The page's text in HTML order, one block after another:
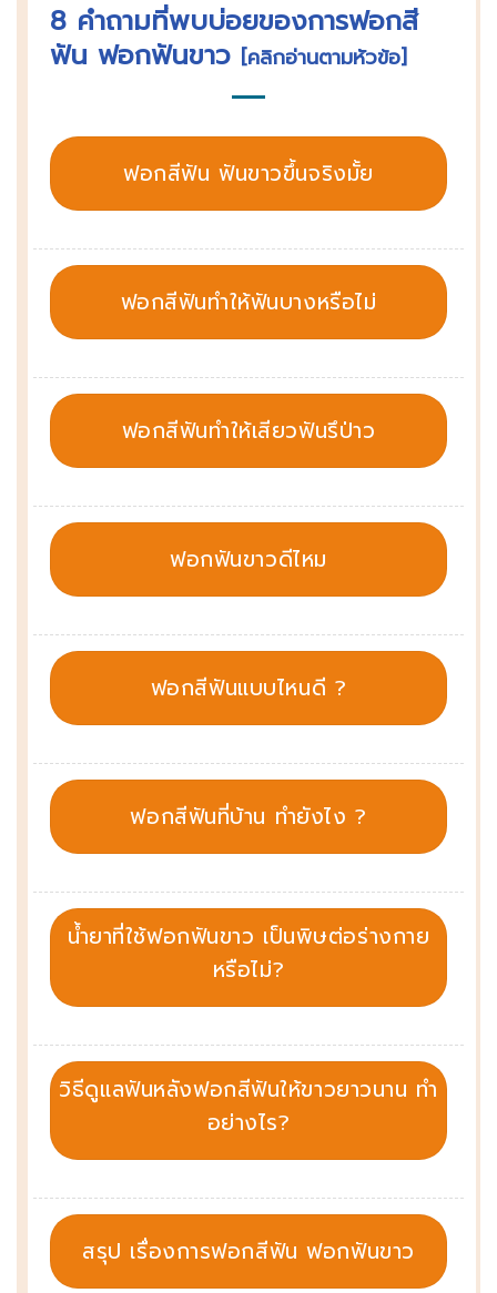
8 คำถามที่พบบ่อยของการฟอกสี
ฟัน ฟอกฟันขาว [คลิกอ่านตามหัวข้อ]
ฟอกสีฟัน ฟันขาวขึ้นจริงมั้ย
ฟอกสีฟันทำให้ฟันบางหรือไม่
ฟอกสีฟันทำให้เสียวฟันรึป่าว
ฟอกฟันขาวดีไหม
ฟอกสีฟันแบบไหนดี ?
ฟอกสีฟันที่บ้าน ทำยังไง ?
น้ำยาที่ใช้ฟอกฟันขาว เป็นพิษต่อร่างกาย
หรือไม่?
วิธีดูแลฟันหลังฟอกสีฟันให้ขาวยาวนาน ทำ
อย่างไร?
สรุป เรื่องการฟอกสีฟัน ฟอกฟันขาว